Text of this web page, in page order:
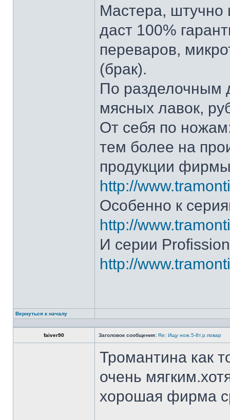
Мастера, штучно
даст 100%
переваров,
(брак).
По разделочным
мясных лавок,
От себя по
тем более на
продукции
http://
Особенно к
http://
И серии
http://
Вернуться к началу
faiver90 Заголовок сообщения: Re: Ищу нож.5-8т.р.повар
Тромантина как
очень
хорошая фирма